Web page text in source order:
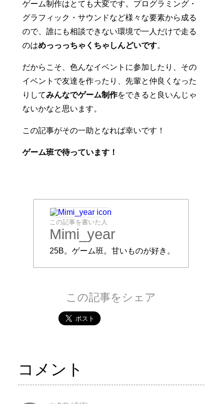
ゲーム制作はとても大変です。プログラミング・
グラフィック・サウンドなど様々な要素から成る
ので、誰にも相談できない環境で一人だけで走る
のはめっっっちゃくちゃしんどいです。
だからこそ、色んなイベントに参加したり、その
イベントで友達を作ったり、先輩と仲良くなった
りしてみんなでゲーム制作をできると良いんじゃ
ないかなと思います。
この記事がその一助となれば幸いです！
ゲーム班で待っています！
この記事を書いた人
Mimi_year
25B。ゲーム班。甘いものが好き。
この記事をシェア